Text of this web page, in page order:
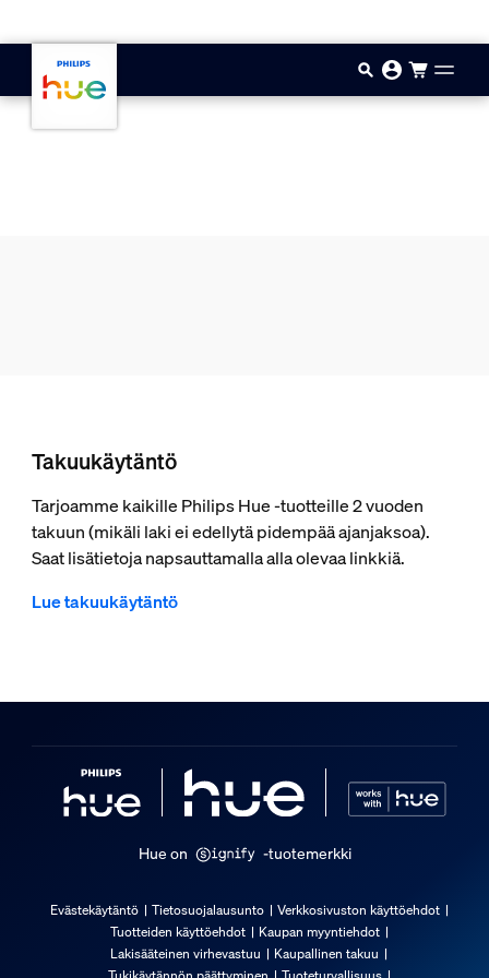
Takuukäytäntö
Tarjoamme kaikille Philips Hue -tuotteille 2 vuoden
takuun (mikäli laki ei edellytä pidempää ajanjaksoa).
Saat lisätietoja napsauttamalla alla olevaa linkkiä.
Lue takuukäytäntö
Hue on -tuotemerkki
Evästekäytäntö Tietosuojalausunto
Verkkosivuston käyttöehdot
Tuotteiden käyttöehdot
Kaupan myyntiehdot
Lakisääteinen virhevastuu
Kaupallinen takuu